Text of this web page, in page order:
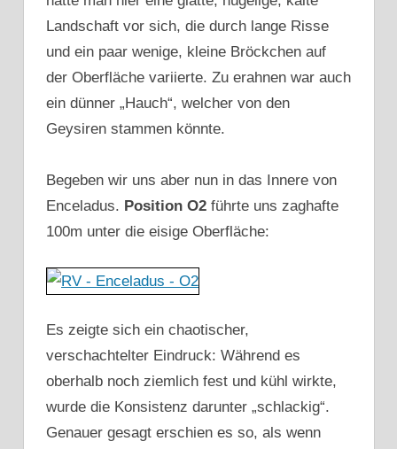
Landschaft vor sich, die durch lange Risse
und ein paar wenige, kleine Bröckchen auf
der Oberfläche variierte. Zu erahnen war auch
ein dünner „Hauch“, welcher von den
Geysiren stammen könnte.
Begeben wir uns aber nun in das Innere von
Enceladus. Position O2 führte uns zaghafte
100m unter die eisige Oberfläche:
Es zeigte sich ein chaotischer,
verschachtelter Eindruck: Während es
oberhalb noch ziemlich fest und kühl wirkte,
wurde die Konsistenz darunter „schlackig“.
Genauer gesagt erschien es so, als wenn